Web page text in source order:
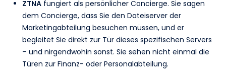
ZTNA fungiert als persönlicher Concierge. Sie sagen
dem Concierge, dass Sie den Dateiserver der
Marketingabteilung besuchen müssen, und er
begleitet Sie direkt zur Tür dieses spezifischen Servers
– und nirgendwohin sonst. Sie sehen nicht einmal die
Türen zur Finanz- oder Personalabteilung.